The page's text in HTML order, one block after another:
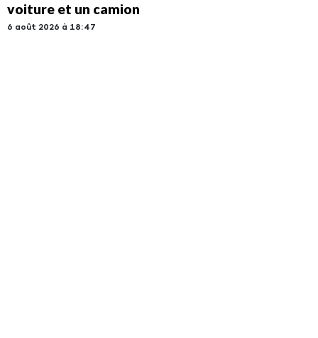
voiture et un camion
6 août 2026 à 18:47